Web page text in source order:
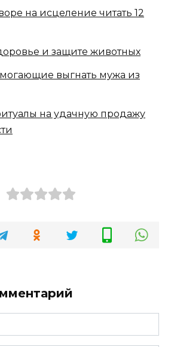
на исцеление читать 12
и защите животных
выгнать мужа из
на удачную продажу